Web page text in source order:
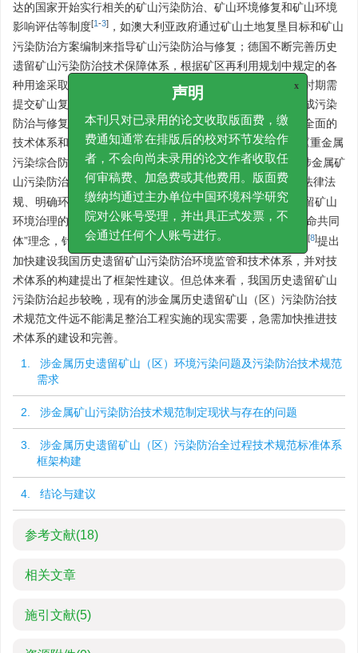
达的国家开始实行相关的矿山污染防治、矿山环境修复和矿山环境
影响评估等制度[1-3] ，如澳大利亚政府通过矿山土地复垦目标和矿山
污染防治方案编制来指导矿山污染防治与修复；德国不断完善历史
遗留矿山污染防治技术保障体系，根据矿区再利用规划中规定的各
种用途采取不同的污染防治与修复措施；加拿大在矿山经营时期需
提交矿山复垦计划，待矿山关闭后通过制度建设确保及时完成污染
防治与修复。国际经验表明，应该对历史遗留矿山建立较为全面的
技术体系和制度体系，全面落实污染防治任务[4-5]。我国自《重金属
污染综合防治“十二五”规划》实施以来，持续推进历史遗留涉金属矿
山污染防治，王世虎[6]从摸清历史遗留矿山环境底数、健全法律法
规、明确环境责任、完善体制机制等方面提出了加快历史遗留矿山
环境治理的对策建议；邵上等[7]基于“山水林田湖草是一个生命共同
体”理念，针对矿山生态环境问题提出了四大类工程；孙宁等
[8]提出
加快建设我国历史遗留矿山污染防治环境监管和技术体系，并对技
术体系的构建提出了框架性建议。但总体来看，我国历史遗留矿山
污染防治起步较晚，现有的涉金属历史遗留矿山（区）污染防治技
术规范文件远不能满足整治工程实施的现实需要，急需加快推进技
术体系的建设和完善。
1. 涉金属历史遗留矿山（区）环境污染问题及污染防治技术规范
需求
2. 涉金属矿山污染防治技术规范制定现状与存在的问题
3. 涉金属历史遗留矿山（区）污染防治全过程技术规范标准体系
框架构建
4. 结论与建议
参考文献(18)
相关文章
施引文献(5)
声明
本刊只对已录用的论文收取版面费，缴
费通知通常在排版后的校对环节发给作
者，不会向尚未录用的论文作者收取任
何审稿费、加急费或其他费用。版面费
缴纳均通过主办单位中国环境科学研究
院对公账号受理，并出具正式发票，不
会通过任何个人账号进行。